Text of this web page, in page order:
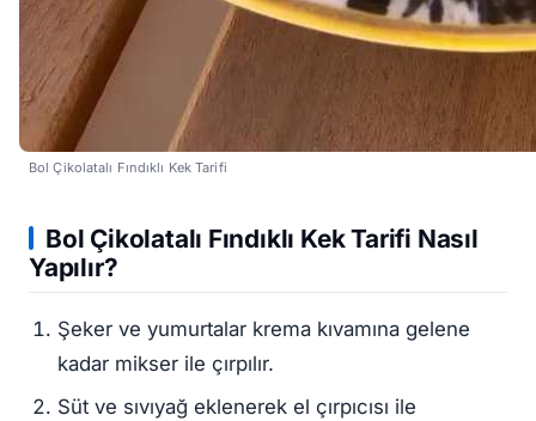
Bol Çikolatalı Fındıklı Kek Tarifi
Bol Çikolatalı Fındıklı Kek Tarifi Nasıl
Yapılır?
Şeker ve yumurtalar krema kıvamına gelene
kadar mikser ile çırpılır.
Süt ve sıvıyağ eklenerek el çırpıcısı ile